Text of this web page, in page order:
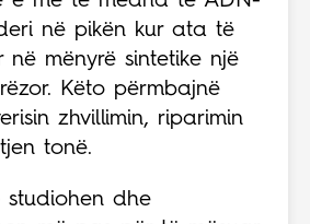
në pikën kur ata të
në mënyrë sintetike një
Këto përmbajnë
zhvillimin, riparimin
tonë.
studiohen dhe